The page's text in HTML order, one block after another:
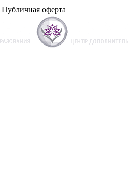
Публичная оферта